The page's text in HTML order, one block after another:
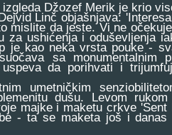
Džozef Merik je krio
Linč objašnjava:
mislite da jeste. Vi ne
za ushićenja i oduševljenja
je kao neka vrsta pouke -
sa monumentalnim
da porihvati i
umetničkim
dušu. Levom
majke i maketu crkve 'Sent
- ta se maketa još i danas